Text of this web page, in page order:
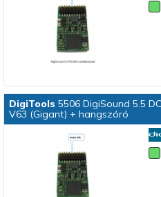
DigiTools 5506 DigiSound 5.5
V63 (Gigant) + hangszóró